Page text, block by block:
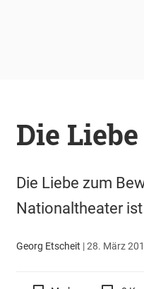
Die
Die Liebe zum
Nationaltheater
Georg Etscheit |28. März